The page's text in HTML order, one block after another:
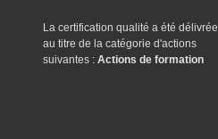
La certification qualité a été délivrée
au titre de la catégorie d'actions
suivantes : Actions de formation